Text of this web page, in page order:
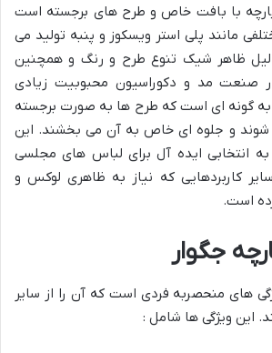
با بافت خاص و طرح های برجسته است
مانند پلی استر ویسکوز و پنبه تولید می
ظاهر شیک تنوع طرح و رنگ و همچنین
در صنعت مد و دکوراسیون محبوبیت زیادی
به گونه ای است که طرح ها به صورت برجسته
و جلوه ای خاص به آن می بخشند. این
به انتخابی ایده آل برای لباس های مجلسی
کاربردهایی که نیاز به ظاهری لوکس و
است.
جگوار
های منحصربه فردی است که آن را از سایر
این ویژگی ها شامل :